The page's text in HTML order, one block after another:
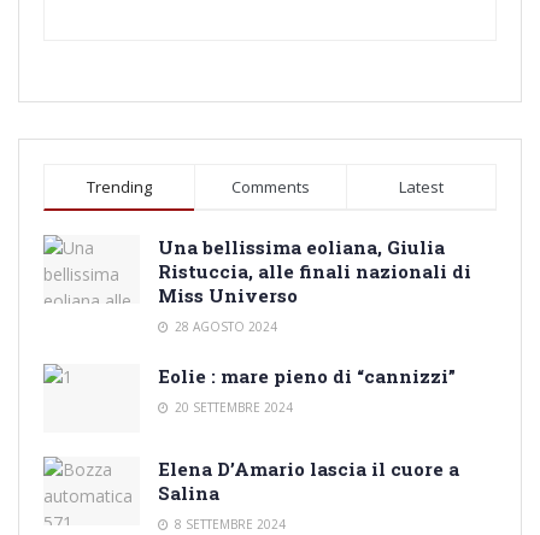
Trending Comments Latest
Una bellissima eoliana, Giulia
Ristuccia, alle finali nazionali di
Miss Universo
28 AGOSTO 2024
Eolie : mare pieno di “cannizzi”
20 SETTEMBRE 2024
Elena D’Amario lascia il cuore a
Salina
8 SETTEMBRE 2024